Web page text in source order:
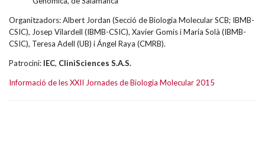
Organitzadors: Albert Jordan (Secció de Biologia Molecular SCB; IBMB-
CSIC), Josep Vilardell (IBMB-CSIC), Xavier Gomis i Maria Solà (IBMB-
CSIC), Teresa Adell (UB) i Ángel Raya (CMRB).
Patrocini: IEC, CliniSciences S.A.S.
Informació de les XXII Jornades de Biologia Molecular 2015